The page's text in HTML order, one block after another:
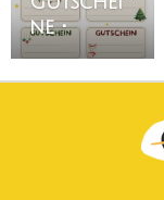
ne •